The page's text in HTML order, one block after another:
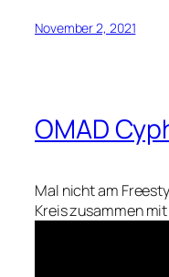
November 2, 2021
OMAD
Mal nicht am
Kreis zusammen mit